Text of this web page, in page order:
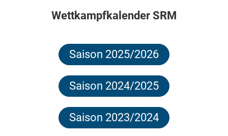
Wettkampfkalender SRM
Saison 2025/2026
Saison 2024/2025
Saison 2023/2024